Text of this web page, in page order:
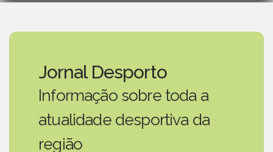
Jornal Desporto
Informação sobre toda a
atualidade desportiva da
região